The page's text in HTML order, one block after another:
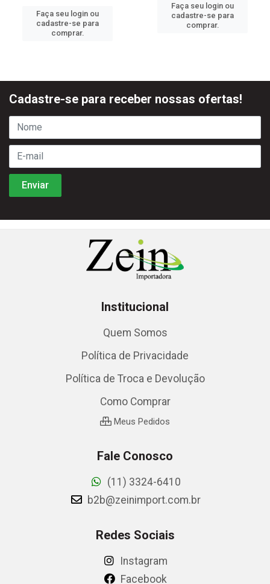
Faça seu login ou
cadastre-se para
comprar.
Faça seu login ou
cadastre-se para
comprar.
Cadastre-se para receber nossas ofertas!
Institucional
Quem Somos
Política de Privacidade
Política de Troca e Devolução
Como Comprar
Meus Pedidos
Fale Conosco
(11) 3324-6410
b2b@zeinimport.com.br
Redes Sociais
Instagram
Facebook